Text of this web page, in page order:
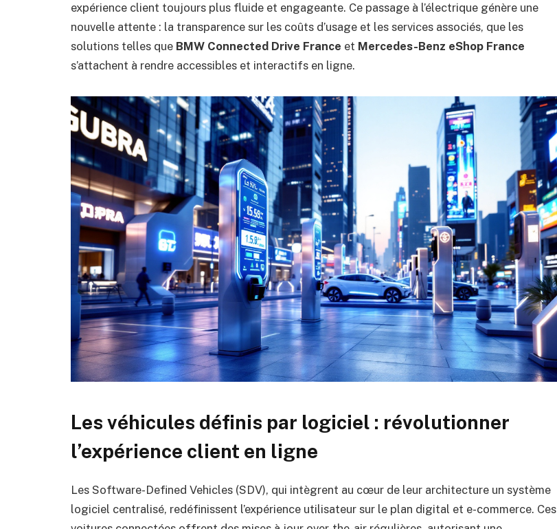
expérience client toujours plus fluide et engageante. Ce passage à l’électrique génère une
nouvelle attente : la transparence sur les coûts d’usage et les services associés, que les
solutions telles que BMW Connected Drive France et Mercedes-Benz eShop France
s’attachent à rendre accessibles et interactifs en ligne.
Les véhicules définis par logiciel : révolutionner
l’expérience client en ligne
Les Software-Defined Vehicles (SDV), qui intègrent au cœur de leur architecture un système
logiciel centralisé, redéfinissent l’expérience utilisateur sur le plan digital et e-commerce. Ces